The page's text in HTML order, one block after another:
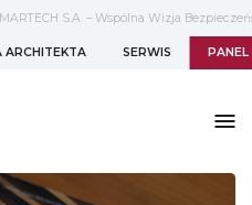
S.A. – Wspólna Wizja
ARCHITEKTA SERWIS